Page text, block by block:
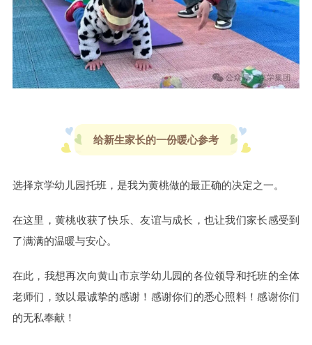
给新生家长的一份暖心参考
选择京学幼儿园托班，是我为黄桃做的最正确的决定之一。
在这里，黄桃收获了快乐、友谊与成长，也让我们家长感受到
了满满的温暖与安心。
在此，我想再次向黄山市京学幼儿园的各位领导和托班的全体
老师们，致以最诚挚的感谢！感谢你们的悉心照料！感谢你们
的无私奉献！